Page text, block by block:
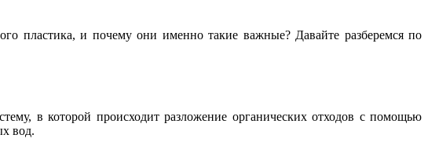
пластика, и почему они именно такие важные? Давайте разберемся по
в которой происходит разложение органических отходов с помощью
вод.